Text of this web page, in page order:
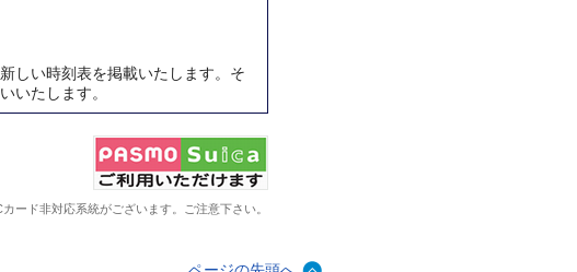
しい時刻表を掲載いたします。そ
いたします。
ード非対応系統がございます。ご注意下さい。